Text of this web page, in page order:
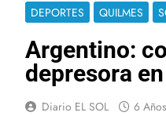
DEPORTES QUILMES
Argentino:
depresora
Diario EL SOL 6